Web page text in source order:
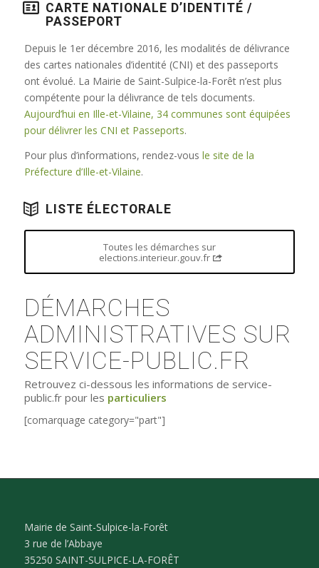
CARTE NATIONALE D’IDENTITÉ /
PASSEPORT
Depuis le 1er décembre 2016, les modalités de délivrance
des cartes nationales d’identité (CNI) et des passeports
ont évolué. La Mairie de Saint-Sulpice-la-Forêt n’est plus
compétente pour la délivrance de tels documents.
Aujourd’hui en Ille-et-Vilaine, 34 communes sont équipées
pour délivrer les CNI et Passeports.
Pour plus d’informations, rendez-vous le site de la
Préfecture d’Ille-et-Vilaine.
LISTE ÉLECTORALE
Toutes les démarches sur
elections.interieur.gouv.fr
DÉMARCHES
ADMINISTRATIVES SUR
SERVICE-PUBLIC.FR
Retrouvez ci-dessous les informations de service-
public.fr pour les particuliers
[comarquage category="part"]
Mairie de Saint-Sulpice-la-Forêt
3 rue de l’Abbaye
35250 SAINT-SULPICE-LA-FORÊT